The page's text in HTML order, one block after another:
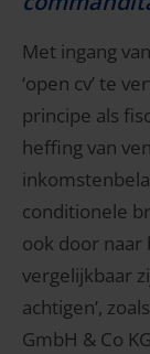
Met ingang
‘open cv’ te
principe als
heffing van
conditionele
ook door
vergelijkbaar
achtigen’,
GmbH & Co